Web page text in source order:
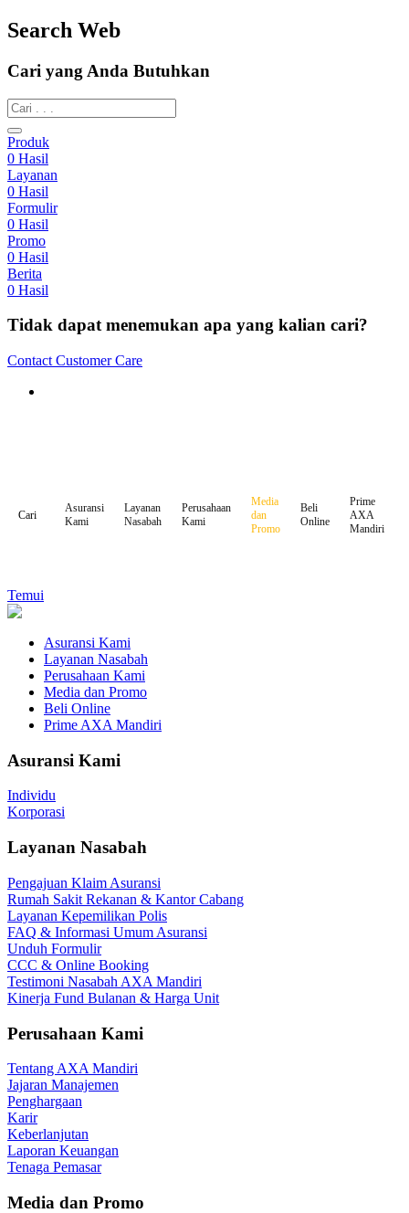
Search Web
Cari yang Anda Butuhkan
Produk
0 Hasil
Layanan
0 Hasil
Formulir
0 Hasil
Promo
0 Hasil
Berita
0 Hasil
Tidak dapat menemukan apa yang kalian cari?
Contact Customer Care
Cari
Asuransi
Kami
Layanan
Nasabah
Perusahaan
Kami
Media
dan
Promo
Beli
Online
Prime
AXA
Mandiri
Temui
Asuransi Kami
Layanan Nasabah
Perusahaan Kami
Media dan Promo
Beli Online
Prime AXA Mandiri
Asuransi Kami
Individu
Korporasi
Layanan Nasabah
Pengajuan Klaim Asuransi
Rumah Sakit Rekanan & Kantor Cabang
Layanan Kepemilikan Polis
FAQ & Informasi Umum Asuransi
Unduh Formulir
CCC & Online Booking
Testimoni Nasabah AXA Mandiri
Kinerja Fund Bulanan & Harga Unit
Perusahaan Kami
Tentang AXA Mandiri
Jajaran Manajemen
Penghargaan
Karir
Keberlanjutan
Laporan Keuangan
Tenaga Pemasar
Media dan Promo